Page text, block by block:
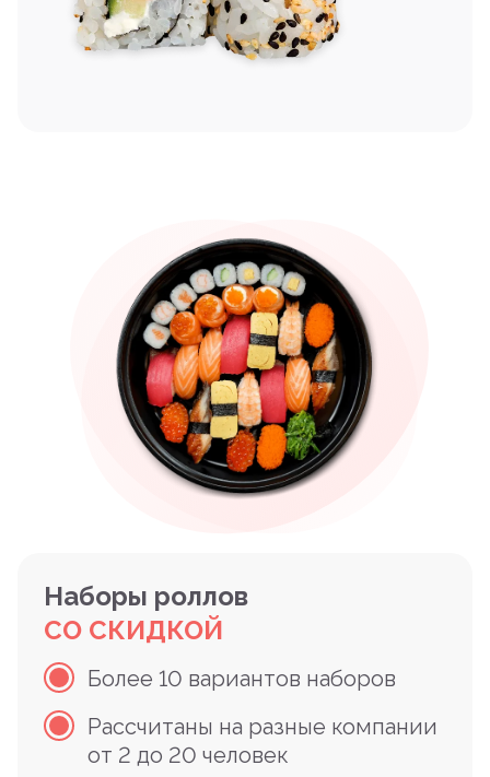
Наборы роллов
СО СКИДКОЙ
Более 10 вариантов наборов
Рассчитаны на разные компании
от 2 до 20 человек